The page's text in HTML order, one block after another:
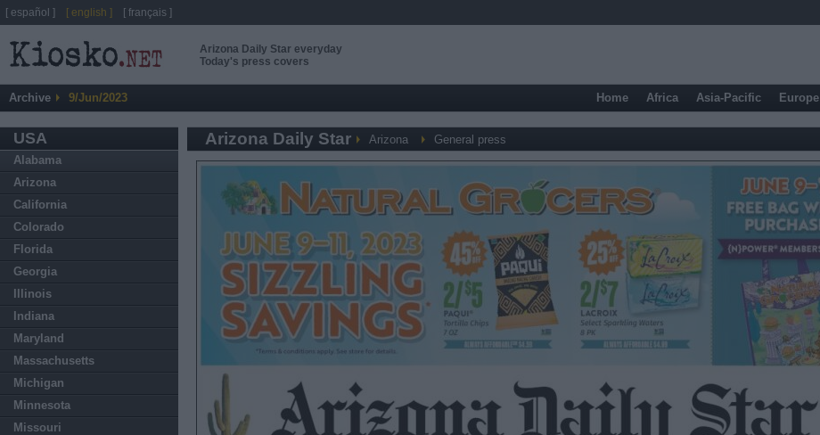
Arizona Daily Star everyday
Today's press covers
Archive 9/Jun/2023 Home Africa Asia-Pacific Europe
USA
Alabama
Arizona
California
Colorado
Florida
Georgia
Illinois
Indiana
Maryland
Massachusetts
Michigan
Minnesota
Missouri
Arizona Daily Star Arizona General press
[ español ] [ english ] [ français ]